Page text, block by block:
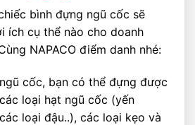
bình đựng ngũ cốc sẽ
ích cụ thể nào cho doanh
NAPACO điểm danh nhé:
cốc, bạn có thể đựng được
loại hạt ngũ cốc (yến
loại đậu..), các loại kẹo và